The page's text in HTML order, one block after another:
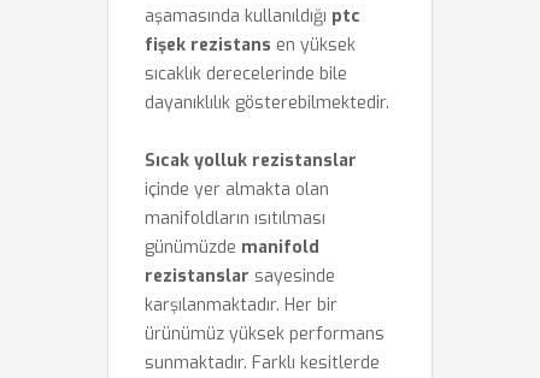
aşamasında kullanıldığı ptc
fişek rezistans en yüksek
sıcaklık derecelerinde bile
dayanıklılık gösterebilmektedir.
Sıcak yolluk rezistanslar
içinde yer almakta olan
manifoldların ısıtılması
günümüzde manifold
rezistanslar sayesinde
karşılanmaktadır. Her bir
ürünümüz yüksek performans
sunmaktadır. Farklı kesitlerde